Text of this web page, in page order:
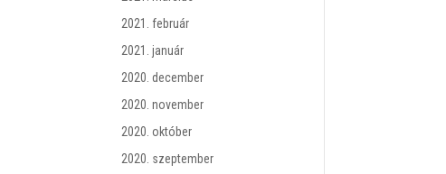
2021. február
2021. január
2020. december
2020. november
2020. október
2020. szeptember